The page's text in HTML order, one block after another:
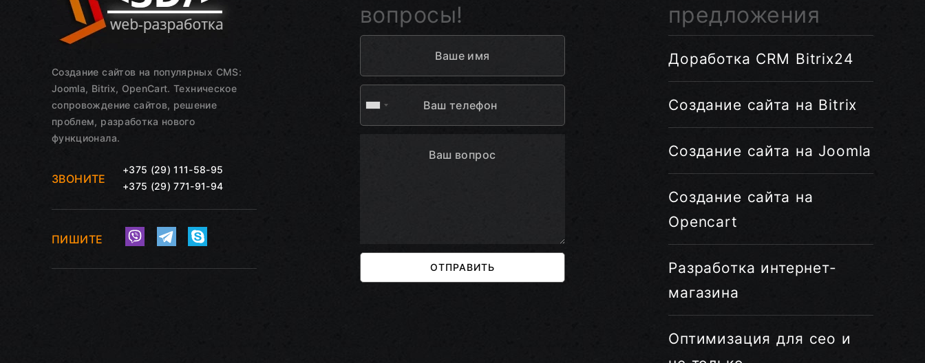
Создание сайтов на популярных CMS:
Joomla, Bitrix, OpenCart. Техническое
сопровождение сайтов, решение
проблем, разработка нового
функционала.
ЗВОНИТЕ
+375 (29) 111-58-95
+375 (29) 771-91-94
ПИШИТЕ
вопросы!
ОТПРАВИТЬ
предложения
Доработка CRM Bitrix24
Создание сайта на Bitrix
Создание сайта на Joomla
Создание сайта на
Opencart
Разработка интернет-
магазина
Оптимизация для сео и